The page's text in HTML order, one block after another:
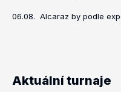
06.08. Alcaraz by podle
Aktuální turnaje